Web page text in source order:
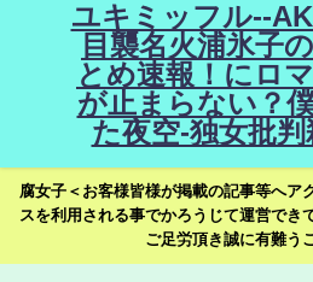
ユキミッフル--
目襲名火浦氷子
とめ速報！にロ
が止まらない？
た夜空-独女批
腐女子＜お客様皆様が掲載の記事等へア
スを利用される事でかろうじて運営でき
ご足労頂き誠に有難う